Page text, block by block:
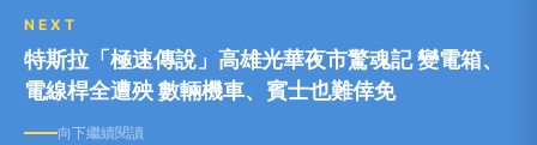
NEXT
特斯拉「極速傳說」高雄光華夜市驚魂記 變電箱、
電線桿全遭殃 數輛機車、賓士也難倖免
向下繼續閱讀